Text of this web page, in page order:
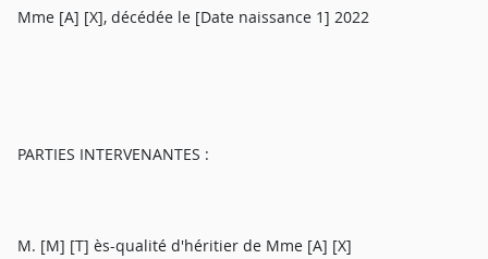
Mme [A] [X], décédée le [Date naissance 1] 2022
PARTIES INTERVENANTES :
M. [M] [T] ès-qualité d'héritier de Mme [A] [X]